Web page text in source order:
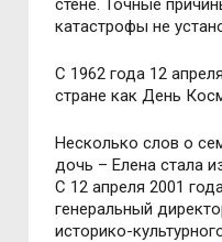
стене. Точные
катастрофы не
С 1962 года 12
стране как День
Несколько слов о
дочь – Елена стала
С 12 апреля 2001
генеральный
историко-